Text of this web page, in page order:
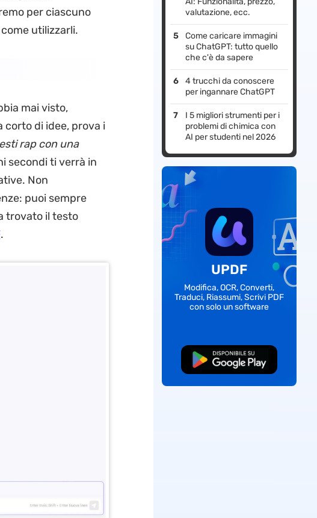
per ciascuno
utilizzarli.
mai visto,
corto di idee, prova i
rap con una
secondi ti verrà in
Non
puoi sempre
trovato il testo
.
valutazione, ecc.
Come caricare immagini
su ChatGPT: tutto quello
che c'è da sapere
4 trucchi da conoscere
per ingannare ChatGPT
I 5 migliori strumenti per i
problemi di chimica con
AI per studenti nel 2026
UPDF
Modifica, OCR, Converti,
Traduci, Riassumi, Scrivi PDF
con solo un software
Download Gratis